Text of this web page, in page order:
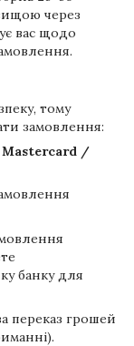
через
вас щодо
тому
замовлення:
Mastercard /
банку для
переказ грошей